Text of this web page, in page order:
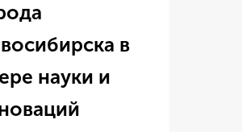
в
науки и